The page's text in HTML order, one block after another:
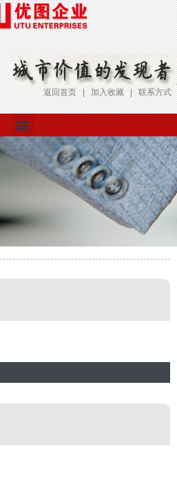
返回首页 | 加入收藏 | 联系方式
菜
单